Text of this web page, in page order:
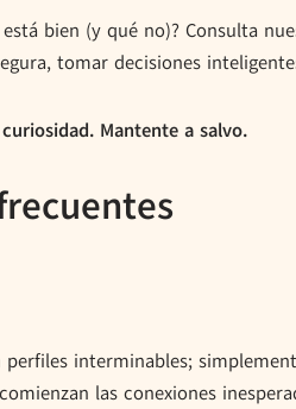
bien (y qué no)? Consulta
tomar decisiones
Mantente a salvo.
interminables;
las conexiones